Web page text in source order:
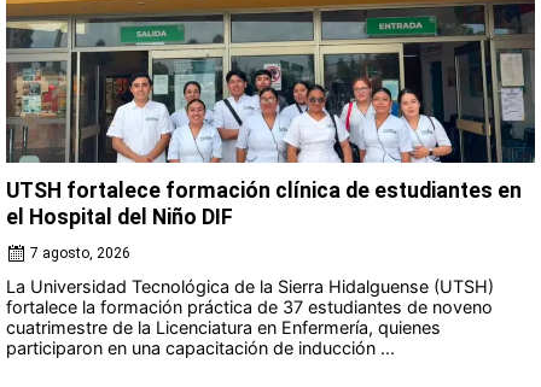
UTSH fortalece formación clínica de estudiantes en
el Hospital del Niño DIF
7 agosto, 2026
La Universidad Tecnológica de la Sierra Hidalguense (UTSH)
fortalece la formación práctica de 37 estudiantes de noveno
cuatrimestre de la Licenciatura en Enfermería, quienes
participaron en una capacitación de inducción ...